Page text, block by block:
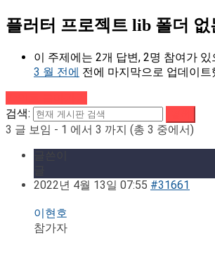
플러터 프로젝트 lib 폴더 없
이 주제에는 2개 답변, 2명 참여가 있
3 월 전에 전에 마지막으로 업데이트
검색:
3 글 보임 - 1 에서 3 까지 (총 3 중에서)
2022년 4월 13일 07:55 #31661
이현호
참가자